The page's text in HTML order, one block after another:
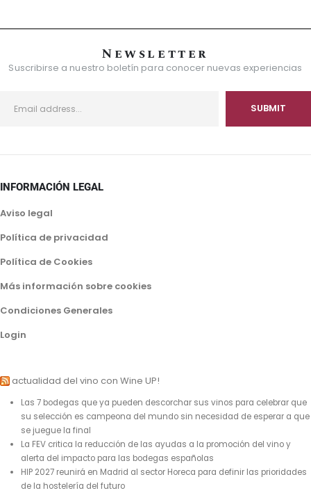
Newsletter
Suscribirse a nuestro boletín para conocer nuevas experiencias
INFORMACIÓN LEGAL
Aviso legal
Política de privacidad
Política de Cookies
Más información sobre cookies
Condiciones Generales
Login
actualidad del vino con Wine UP!
Las 7 bodegas que ya pueden descorchar sus vinos para celebrar que
su selección es campeona del mundo sin necesidad de esperar a que
se juegue la final
La FEV critica la reducción de las ayudas a la promoción del vino y
alerta del impacto para las bodegas españolas
HIP 2027 reunirá en Madrid al sector Horeca para definir las prioridades
de la hostelería del futuro